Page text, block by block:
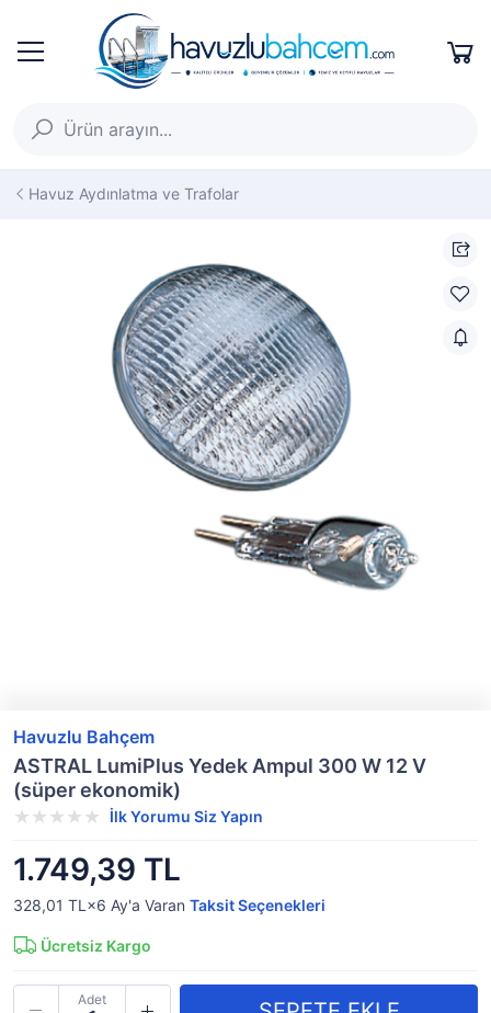
Havuz Aydınlatma ve Trafolar
Havuzlu Bahçem
ASTRAL LumiPlus Yedek Ampul 300 W 12 V
(süper ekonomik)
İlk Yorumu Siz Yapın
1.749,39 TL
328,01 TL×6 Ay'a Varan Taksit Seçenekleri
Ücretsiz Kargo
Adet